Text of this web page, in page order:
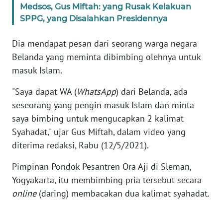
Medsos, Gus Miftah: yang Rusak Kelakuan
SPPG, yang Disalahkan Presidennya
Dia mendapat pesan dari seorang warga negara
Belanda yang meminta dibimbing olehnya untuk
masuk Islam.
"Saya dapat WA (WhatsApp) dari Belanda, ada
seseorang yang pengin masuk Islam dan minta
saya bimbing untuk mengucapkan 2 kalimat
Syahadat," ujar Gus Miftah, dalam video yang
diterima redaksi, Rabu (12/5/2021).
Pimpinan Pondok Pesantren Ora Aji di Sleman,
Yogyakarta, itu membimbing pria tersebut secara
online(daring) membacakan dua kalimat syahadat.
KARIR
Wahana
News
Regional
WN
JAKARTA
JABAR